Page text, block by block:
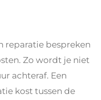
reparatie bespreken
Zo wordt je niet
achteraf. Een
kost tussen de